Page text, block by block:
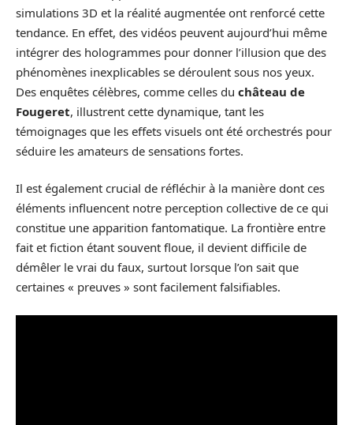
simulations 3D et la réalité augmentée ont renforcé cette
tendance. En effet, des vidéos peuvent aujourd’hui même
intégrer des hologrammes pour donner l’illusion que des
phénomènes inexplicables se déroulent sous nos yeux.
Des enquêtes célèbres, comme celles du château de
Fougeret, illustrent cette dynamique, tant les
témoignages que les effets visuels ont été orchestrés pour
séduire les amateurs de sensations fortes.
Il est également crucial de réfléchir à la manière dont ces
éléments influencent notre perception collective de ce qui
constitue une apparition fantomatique. La frontière entre
fait et fiction étant souvent floue, il devient difficile de
démêler le vrai du faux, surtout lorsque l’on sait que
certaines « preuves » sont facilement falsifiables.